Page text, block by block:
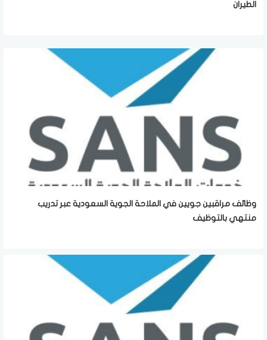
الطيران
وظائف مراقبين جويين في الملاحة الجوية السعودية عبر تدريب
منتهي بالتوظيف